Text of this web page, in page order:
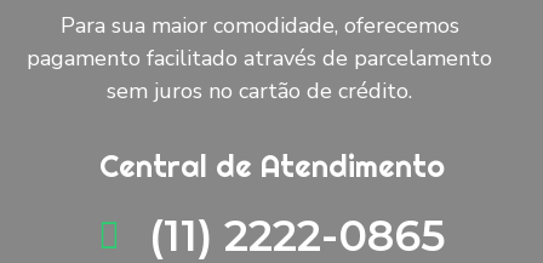
Para sua maior comodidade, oferecemos
pagamento facilitado através de parcelamento
sem juros no cartão de crédito.
Central de Atendimento
(11) 2222-0865